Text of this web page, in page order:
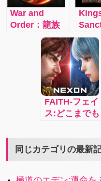
と対
格ス
ーゲ
War and
Order：龍族
賢者, 獣人騎
士, 妖精射手、
そしていろい
ろな戦士たち
が君の帝国の
為に戦う！
世界
イヤ
バー
オン
ゲー
する
本格
FAITH-フェイ
ス:どこまでも
で仲間と一緒
同じカテゴリの最新